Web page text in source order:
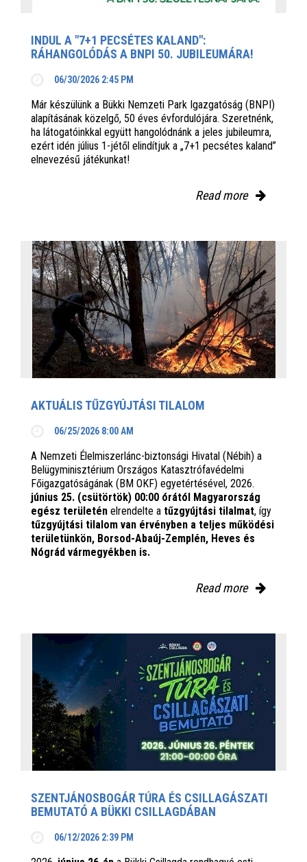
INDUL A "7+1 PECSÉTES KALAND":
RÁHANGOLÓDÁS A BNPI 50. JUBILEUMÁRA!
06/30/2026 2:45 PM
Már készülünk a Bükki Nemzeti Park Igazgatóság (BNPI)
alapításának közelgő, 50 éves évfordulójára. Szeretnénk,
ha látogatóinkkal együtt hangolódnánk a jeles jubileumra,
ezért idén július 1-jétől elindítjuk a „7+1 pecsétes kaland”
elnevezésű játékunkat!
Read more
AKTUÁLIS TŰZGYÚJTÁSI TILALOM
06/25/2026 8:00 AM
A Nemzeti Élelmiszerlánc-biztonsági Hivatal (Nébih) a
Belügyminisztérium Országos Katasztrófavédelmi
Főigazgatóságának (BM OKF) egyetértésével, 2026.
június 25. (csütörtök) 00:00 órától Magyarország
egész területén elrendelte a tűzgyújtási tilalmat, így
tűzgyújtási tilalom van érvényben a teljes működési
területünkön, Borsod-Abaúj-Zemplén, Heves és
Nógrád vármegyékben is.
Read more
SZENTJÁNOSBOGÁR TÚRA ÉS CSILLAGÁSZATI
BEMUTATÓ A BÜKKI CSILLAGDÁBAN
06/12/2026 2:39 PM